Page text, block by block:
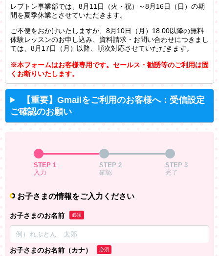
レプトン事業部では、8月11日（火・祝）～8月16日（日）の期
間を夏季休業とさせていただきます。
ご不便をおかけいたしますが、8月10日（月）18:00以降の無料
体験レッスンのお申し込み、資料請求・お問い合わせにつきまし
ては、8月17日（月）以降、順次対応させていただきます。
※本フォームはお客様専用です。セールス・勧誘等のご利用は固
くお断りいたします。
【重要】Gmailをご利用のお客様へ：受信設定
ご確認のお願い
STEP 1
入力
STEP 2
確認
STEP 3
完了
お子さまの情報をご入力ください
お子さまのお名前 必須
お子さまのお名前（カナ） 必須